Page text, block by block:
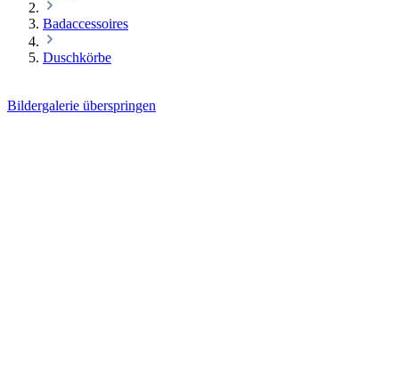
Badaccessoires
Duschkörbe
Bildergalerie überspringen